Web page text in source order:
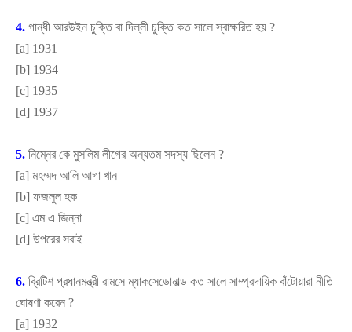
4. গান্ধী আরউইন চুক্তি বা দিল্লী চুক্তি কত সালে স্বাক্ষরিত হয় ?
[a] 1931
[b] 1934
[c] 1935
[d] 1937
5. নিম্নের কে মুসলিম লীগের অন্যতম সদস্য ছিলেন ?
[a] মহম্মদ আলি আগা খান
[b] ফজলুল হক
[c] এম এ জিন্না
[d] উপরের সবাই
6. ব্রিটিশ প্রধানমন্ত্রী রামসে ম্যাকসেডোনাল্ড কত সালে সাম্প্রদায়িক বাঁটোয়ারা নীতি
ঘোষণা করেন ?
[a] 1932